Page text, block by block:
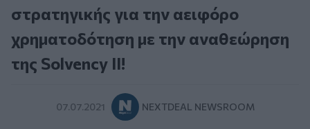
στρατηγικής για την αειφόρο
χρηματοδότηση με την αναθεώρηση
της Solvency II!
07.07.2021 NEXTDEAL NEWSROOM